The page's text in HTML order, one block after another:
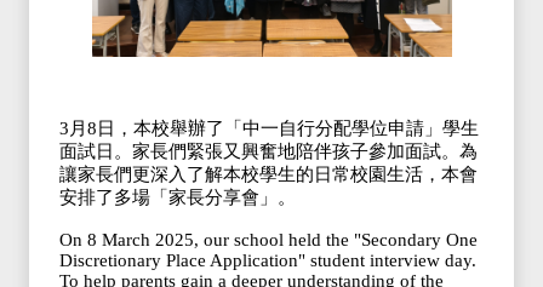
3月8日，本校舉辦了「中一自行分配學位申請」學生
面試日。家長們緊張又興奮地陪伴孩子參加面試。為
讓家長們更深入了解本校學生的日常校園生活，本會
安排了多場「家長分享會」。
On 8 March 2025, our school held the "Secondary One
Discretionary Place Application" student interview day.
To help parents gain a deeper understanding of the